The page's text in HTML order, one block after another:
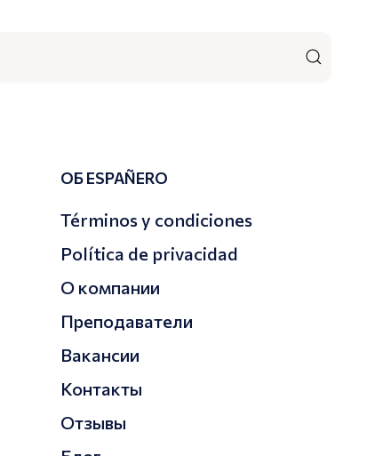
ОБ ESPAÑERO
Términos y condiciones
Política de privacidad
О компании
Преподаватели
Вакансии
Контакты
Отзывы